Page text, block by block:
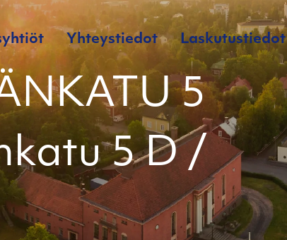
Yhteystiedot Laskutustiedot
5
5 D /